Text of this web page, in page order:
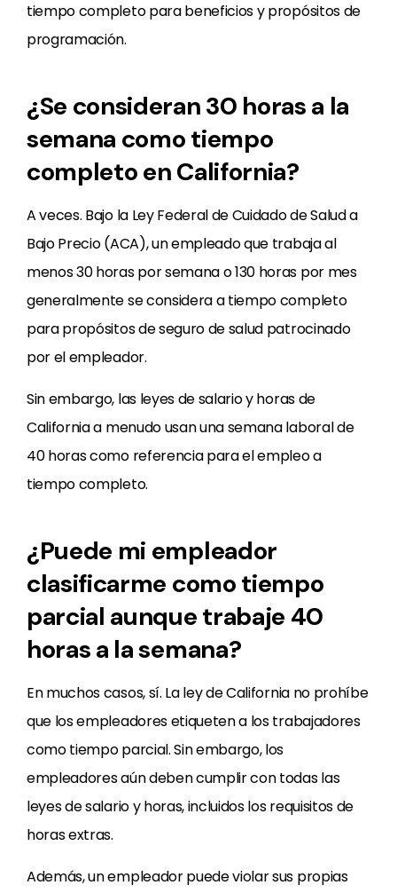
tiempo completo para beneficios y propósitos de
programación.
¿Se consideran 30 horas a la
semana como tiempo
completo en California?
A veces. Bajo la Ley Federal de Cuidado de Salud a
Bajo Precio (ACA), un empleado que trabaja al
menos 30 horas por semana o 130 horas por mes
generalmente se considera a tiempo completo
para propósitos de seguro de salud patrocinado
por el empleador.
Sin embargo, las leyes de salario y horas de
California a menudo usan una semana laboral de
40 horas como referencia para el empleo a
tiempo completo.
¿Puede mi empleador
clasificarme como tiempo
parcial aunque trabaje 40
horas a la semana?
En muchos casos, sí. La ley de California no prohíbe
que los empleadores etiqueten a los trabajadores
como tiempo parcial. Sin embargo, los
empleadores aún deben cumplir con todas las
leyes de salario y horas, incluidos los requisitos de
horas extras.
Además, un empleador puede violar sus propias